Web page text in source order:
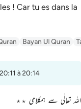
! Car tu es dans la
Bayan Ul Quran
à 20:14
اللہ تعالٰی سے ہمکلامی ٭٭